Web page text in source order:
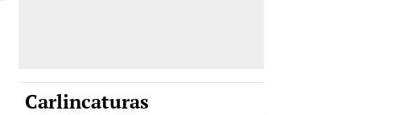
Carlincaturas